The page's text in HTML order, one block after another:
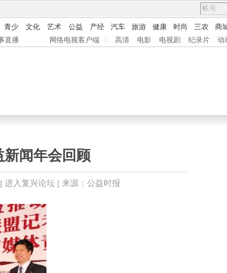
青少 文化 艺术 公益 产经 汽车 旅游 健康 时尚 三农 商
直播 网络电视客户端 高清 电影 电视剧 纪录片 动
闻年会回顾
进入复兴论坛| 来源：公益时报